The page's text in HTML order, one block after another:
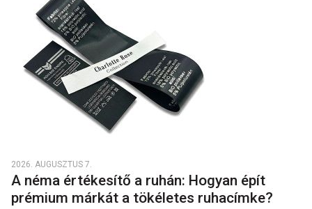
2026. AUGUSZTUS 7.
A néma értékesítő a ruhán: Hogyan épít
prémium márkát a tökéletes ruhacímke?